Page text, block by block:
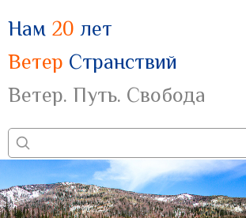
Нам 20 лет
Ветер Странствий
Ветер. Путь. Свобода